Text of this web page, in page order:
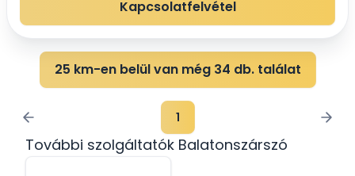
Kapcsolatfelvétel
25 km-en belül van még 34 db. találat
1
További szolgáltatók Balatonszárszó